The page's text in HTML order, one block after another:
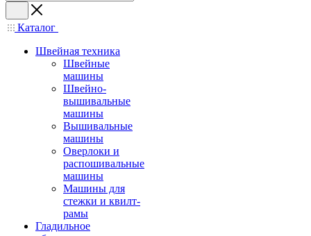
Каталог
Швейная техника
Швейные
машины
Швейно-
вышивальные
машины
Вышивальные
машины
Оверлоки и
распошивальные
машины
Машины для
стежки и квилт-
рамы
Гладильное